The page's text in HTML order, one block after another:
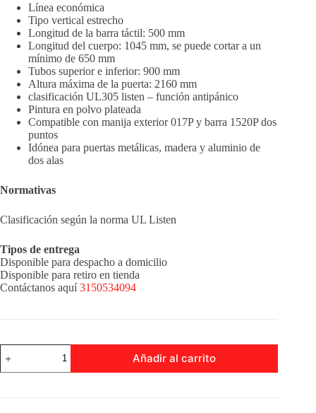
Línea económica
Tipo vertical estrecho
Longitud de la barra táctil: 500 mm
Longitud del cuerpo: 1045 mm, se puede cortar a un
mínimo de 650 mm
Tubos superior e inferior: 900 mm
Altura máxima de la puerta: 2160 mm
clasificación UL305 listen – función antipánico
Pintura en polvo plateada
Compatible con manija exterior 017P y barra 1520P dos
puntos
Idónea para puertas metálicas, madera y aluminio de
dos alas
Normativas
Clasificación según la norma UL Listen
Tipos de entrega
Disponible para despacho a domicilio
Disponible para retiro en tienda
Contáctanos aquí3150534094
ANTIPANICO
TIPO
Añadir al carrito